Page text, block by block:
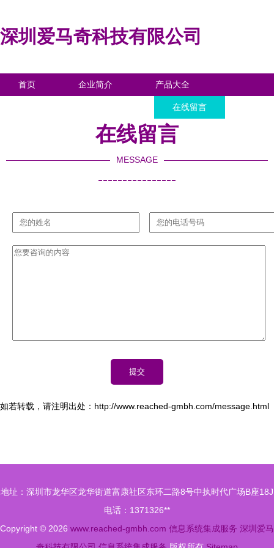
深圳爱马奇科技有限公司
首页 企业简介 产品大全
在线留言
在线留言
MESSAGE
----------------
如若转载，请注明出处：http://www.reached-gmbh.com/message.html
地址：深圳市龙华区龙华街道富康社区东环二路8号中执时代广场B座18J
电话：1371326**
Copyright © 2026 www.reached-gmbh.com 信息系统集成服务 深圳爱马